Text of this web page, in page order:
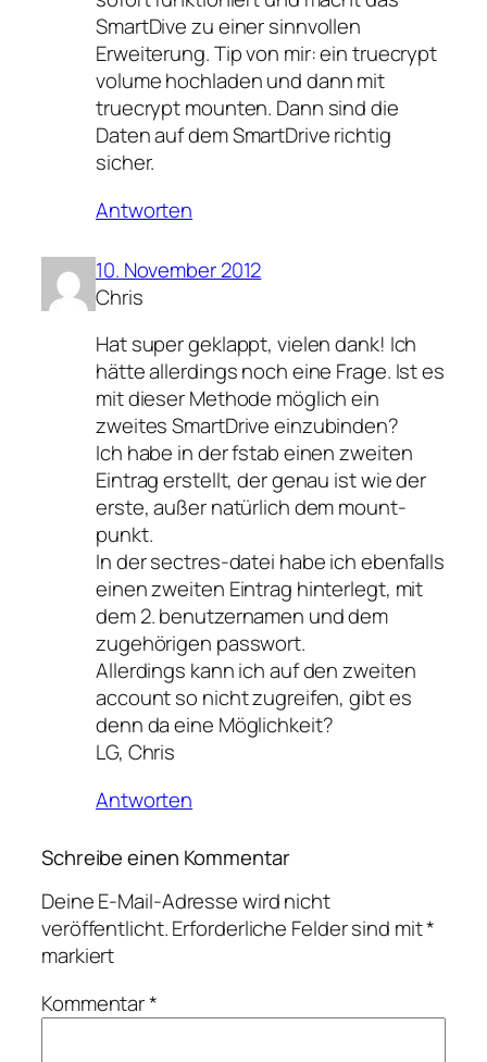
SmartDive zu einer sinnvollen
Erweiterung. Tip von mir: ein truecrypt
volume hochladen und dann mit
truecrypt mounten. Dann sind die
Daten auf dem SmartDrive richtig
sicher.
Antworten
10. November 2012
Chris
Hat super geklappt, vielen dank! Ich
hätte allerdings noch eine Frage. Ist es
mit dieser Methode möglich ein
zweites SmartDrive einzubinden?
Ich habe in der fstab einen zweiten
Eintrag erstellt, der genau ist wie der
erste, außer natürlich dem mount-
punkt.
In der sectres-datei habe ich ebenfalls
einen zweiten Eintrag hinterlegt, mit
dem 2. benutzernamen und dem
zugehörigen passwort.
Allerdings kann ich auf den zweiten
account so nicht zugreifen, gibt es
denn da eine Möglichkeit?
LG, Chris
Antworten
Schreibe einen Kommentar
Deine E-Mail-Adresse wird nicht
veröffentlicht.Erforderliche Felder sind mit*
markiert
Kommentar*